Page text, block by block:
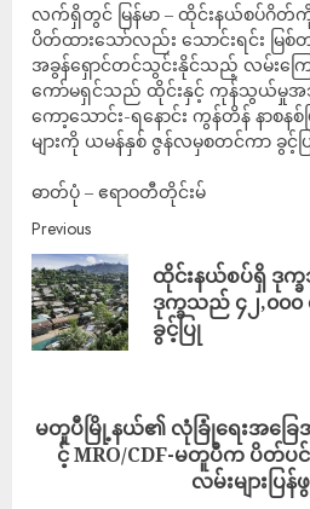
လက်ရှိတွင် မြန်မာ – ထိုင်းနယ်စပ်ဂိတ်
ပိတ်ထားသော်လည်း သောင်းရင်း မြ
အခွန်ရှောင်တင်သွင်းနိုင်သည့် လမ်းကြောင်
ကော်မရှင်သည် ထိုင်းနှင့် ကုန်သွယ်မှုအ
ကော့သောင်း-ရနောင်း ကွန်တိန် နာစန
များကို ယမန်နှစ် ဇွန်လမှစတင်ကာ ခွင့်
ဓာတ်ပုံ – ဧရာဝတီတိုင်းမ်
Previous
ထိုင်းနယ်စပ်ရှိ ဒုက္ခ
ဒုက္ခသည် ၄၂,၀၀
ခွင့်ပြု
မတူပီမြို့နယ်၏ လုံခြုံရေးအခြေ
င့် MRO/CDF-မတူပီက ပိတ်ပ
လမ်းများပြ